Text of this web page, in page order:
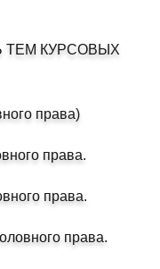
КУРСОВЫХ
права)
права.
права.
права.